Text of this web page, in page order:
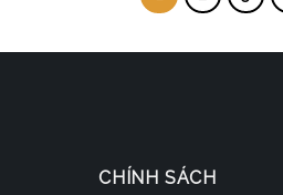
CHÍNH SÁCH